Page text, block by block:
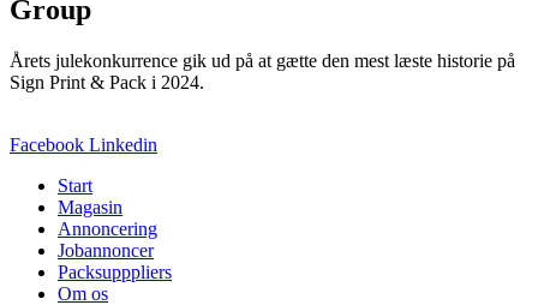
Group
Årets julekonkurrence gik ud på at gætte den mest læste historie på
Sign Print & Pack i 2024.
Facebook Linkedin
Start
Magasin
Annoncering
Jobannoncer
Packsupppliers
Om os